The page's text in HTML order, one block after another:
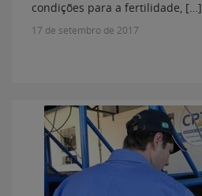
condições para a fertilidade, […]
17 de setembro de 2017